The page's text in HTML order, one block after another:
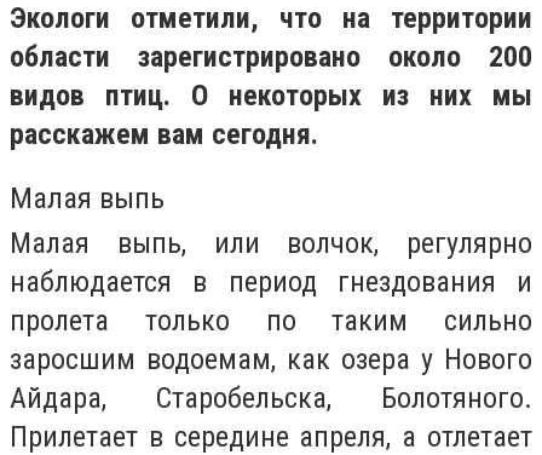
Экологи отметили, что на территории
области зарегистрировано около 200
видов птиц. О некоторых из них мы
расскажем вам сегодня.
Малая выпь
Малая выпь, или волчок, регулярно
наблюдается в период гнездования и
пролета только по таким сильно
заросшим водоемам, как озера у Нового
Айдара, Старобельска, Болотяного.
Прилетает в середине апреля, а отлетает